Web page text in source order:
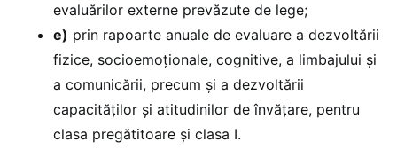
evaluărilor externe prevăzute de lege;
e) prin rapoarte anuale de evaluare a dezvoltării
fizice, socioemoționale, cognitive, a limbajului și
a comunicării, precum și a dezvoltării
capacităților și atitudinilor de învățare, pentru
clasa pregătitoare și clasa I.